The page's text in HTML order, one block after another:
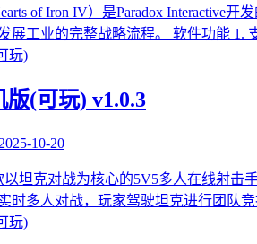
of Iron IV）是Paradox Interactive
展工业的完整战略流程。 软件功能 1.
(可玩) v1.0.3
2025-10-20
以坦克对战为核心的5V5多人在线射
时多人对战，玩家驾驶坦克进行团队